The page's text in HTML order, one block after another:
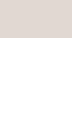
springen